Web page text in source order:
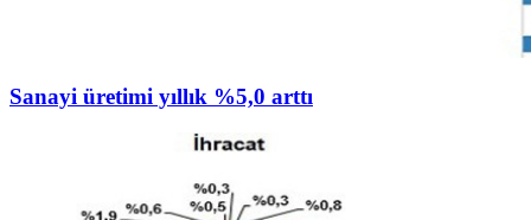
Sanayi üretimi yıllık %5,0 arttı